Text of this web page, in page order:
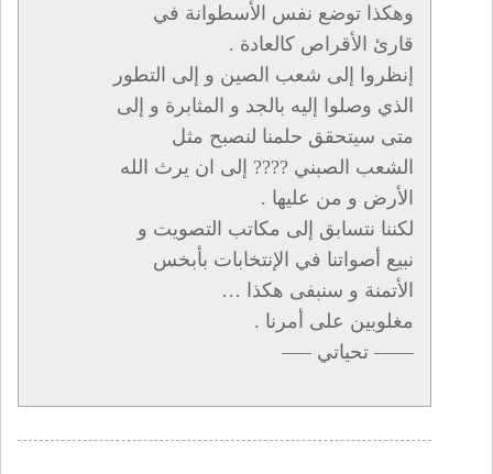
وهكذا توضع نفس الأسطوانة في
قارئ الأقراص كالعادة .
إنظروا إلى شعب الصين و إلى التطور
الذي وصلوا إليه بالجد و المثابرة و إلى
متى سيتحقق حلمنا لنصبح مثل
الشعب الصبني ???? إلى ان يرث الله
الأرض و من عليها .
لكننا نتسابق إلى مكاتب التصويت و
نبيع أصواتنا في الإنتخابات بأبخس
الأتمنة و سنبفى هكذا …
مغلوبين على أمرنا .
—— تحياتي —–